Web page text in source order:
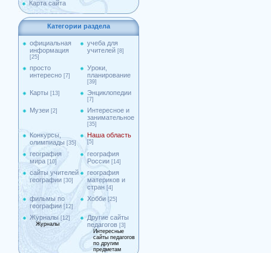
Карта сайта
Категории раздела
официальная
информация
[25]
учеба для
учителей [8]
просто
интересно [7]
Уроки,
планирование
[39]
Карты [13] Энциклопедии
[7]
Музеи [2]
Интересное и
занимательное
[35]
Конкурсы,
олимпиады [35]
Наша область
[5]
география
мира [10]
география
России [14]
сайты учителей
географии [30]
география
материков и
стран [4]
фильмы по
географии [12]
Хобби [25]
Журналы [12]
Журналы
Другие сайты
педагогов [3]
Интересные
сайты педагогов
по другим
предметам